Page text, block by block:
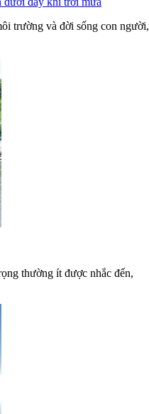
trường và đời sống con người,
thường ít được nhắc đến,